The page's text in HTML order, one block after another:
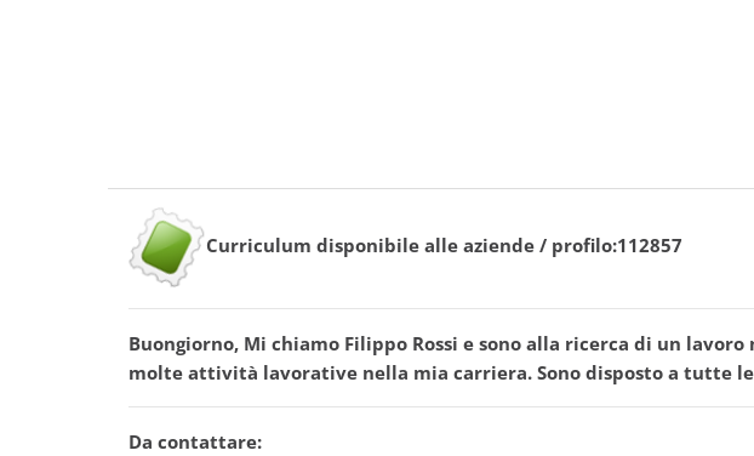
Curriculum disponibile alle aziende / profilo:112857
Buongiorno, Mi chiamo Filippo Rossi e sono alla ricerca di un
molte attività lavorative nella mia carriera. Sono disposto a tutte
Da contattare: